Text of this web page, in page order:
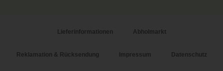
Lieferinformationen Abholmarkt
Reklamation & Rücksendung Impressum Datenschutz